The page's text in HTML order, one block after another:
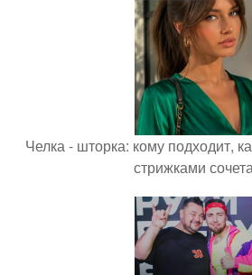
Челка - шторка: кому подходит,
стрижками